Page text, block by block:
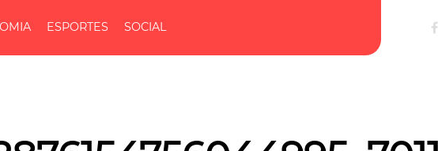
ESPORTES SOCIAL